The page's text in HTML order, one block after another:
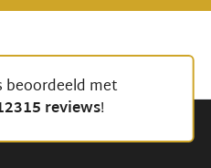
beoordeeld met
reviews!